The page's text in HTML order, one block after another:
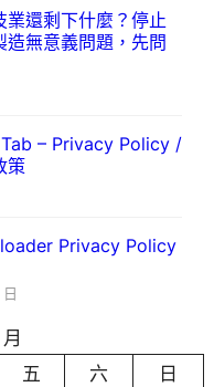
業還剩下什麼？停止
造無意義問題，先問
– Privacy Policy /
策
Privacy Policy
五 六
日